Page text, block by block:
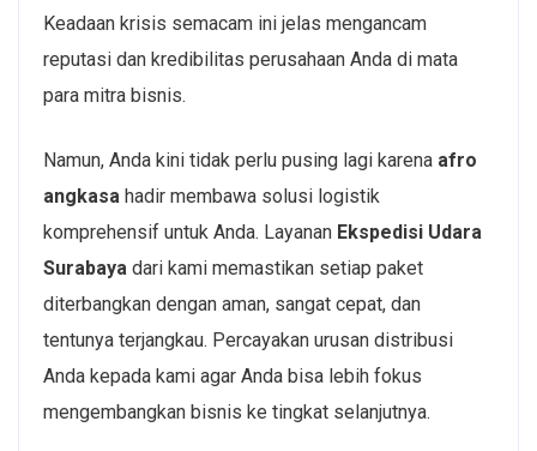
Keadaan krisis semacam ini jelas mengancam
reputasi dan kredibilitas perusahaan Anda di mata
para mitra bisnis.
Namun, Anda kini tidak perlu pusing lagi karena afro
angkasa hadir membawa solusi logistik
komprehensif untuk Anda. Layanan Ekspedisi Udara
Surabaya dari kami memastikan setiap paket
diterbangkan dengan aman, sangat cepat, dan
tentunya terjangkau. Percayakan urusan distribusi
Anda kepada kami agar Anda bisa lebih fokus
mengembangkan bisnis ke tingkat selanjutnya.